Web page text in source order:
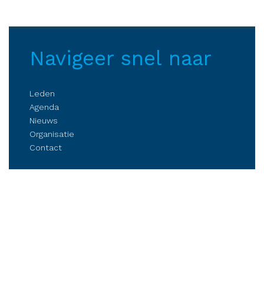
Navigeer snel naar
Leden
Agenda
Nieuws
Organisatie
Contact